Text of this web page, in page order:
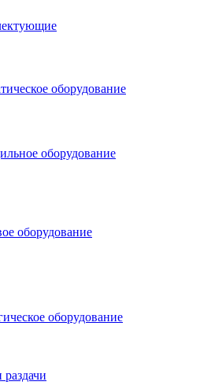
оборудование
оборудование
оборудование
оборудование